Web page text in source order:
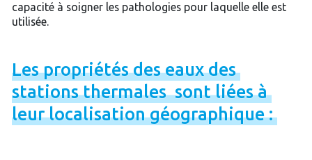
capacité à soigner les pathologies pour laquelle elle est
utilisée.
Lespropriétésdeseauxdes
stationsthermalessontliéesà
leurlocalisationgéographique: